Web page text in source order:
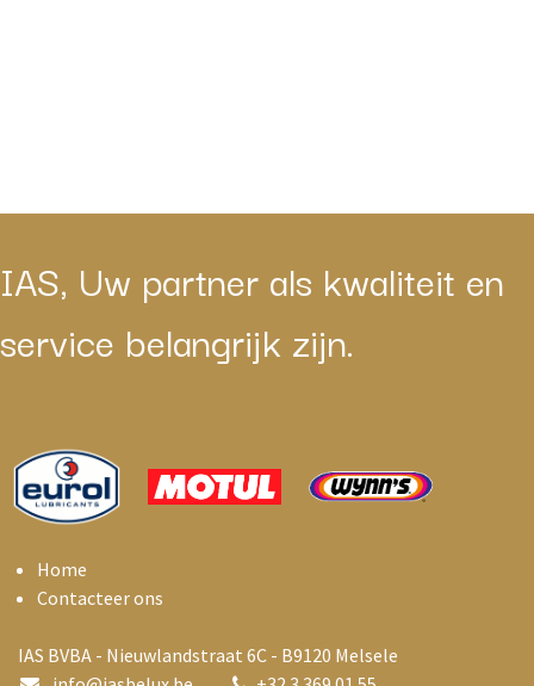
IAS, Uw partner als kwaliteit en
service belangrijk zijn.
Home
Contacteer ons
IAS BVBA - Nieuwlandstraat 6C - B9120 Melsele